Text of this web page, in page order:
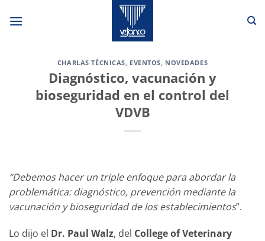
CHARLAS TÉCNICAS, EVENTOS, NOVEDADES
Diagnóstico, vacunación y
bioseguridad en el control del
VDVB
“Debemos hacer un triple enfoque para abordar la
problemática: diagnóstico, prevención mediante la
vacunación y bioseguridad de los establecimientos”.
Lo dijo el Dr. Paul Walz, del College of Veterinary